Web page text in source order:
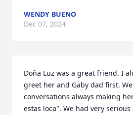
WENDY BUENO
Dec 07, 2024
Doña Luz was a great friend. I
greet her and Gaby dad first.
conversations always making
estas loca". We had very